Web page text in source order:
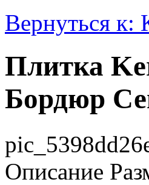
Вернуться к:
Плитка
Бордюр
Описание